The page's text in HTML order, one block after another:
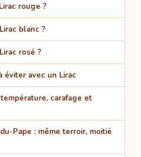
rouge ?
blanc ?
rosé ?
éviter avec un Lirac
carafage et
Pape : même terroir, moitié